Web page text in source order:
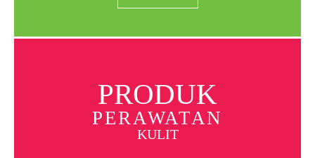
PRODUK
PERAWATAN
KULIT